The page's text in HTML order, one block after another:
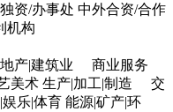
资/办事处 中外合资/合作
机构
产|建筑业
商业服务
美术 生产|加工|制造
交
乐|体育 能源|矿产|环